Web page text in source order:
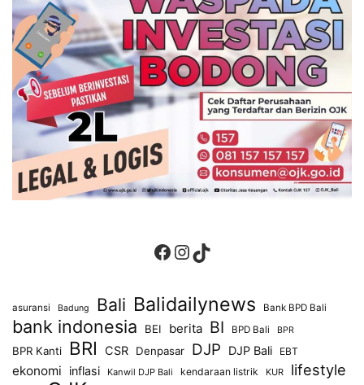
Facebook
Instagram
TikTok
asuransi Badung Bali Balidailynews Bank BPD Bali
bank indonesia BEI berita BI BPD Bali BPR
BPR Kanti BRI CSR Denpasar DJP DJP Bali EBT
ekonomi inflasi Kanwil DJP Bali kendaraan listrik KUR lifestyle